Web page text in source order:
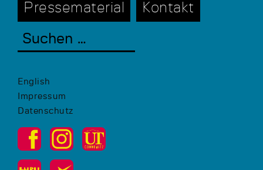
Pressematerial Kontakt
English
Impressum
Datenschutz